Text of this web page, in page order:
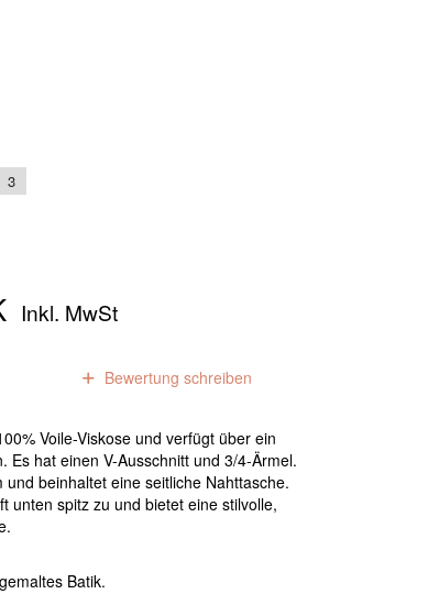
3
Inkl. MwSt
Bewertung schreiben
Voile-Viskose und verfügt über ein
Es hat einen V-Ausschnitt und 3/4-Ärmel.
und beinhaltet eine seitliche Nahttasche.
unten spitz zu und bietet eine stilvolle,
Batik.